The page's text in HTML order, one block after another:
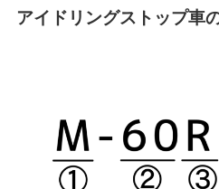
アイドリングストップ車